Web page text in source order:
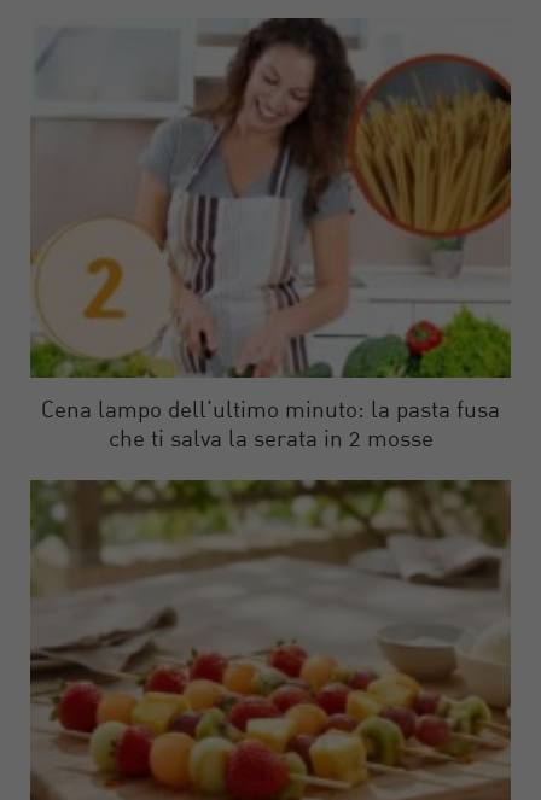
Cena lampo dell’ultimo minuto: la pasta fusa
che ti salva la serata in 2 mosse